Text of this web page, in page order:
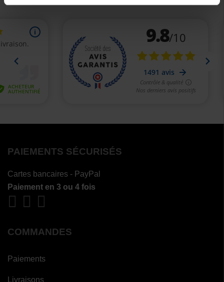
PAIEMENTS SÉCURISÉS
Cartes bancaires - PayPal
Paiement en 3 ou 4 fois
COMMANDES
Paiements
Livraisons